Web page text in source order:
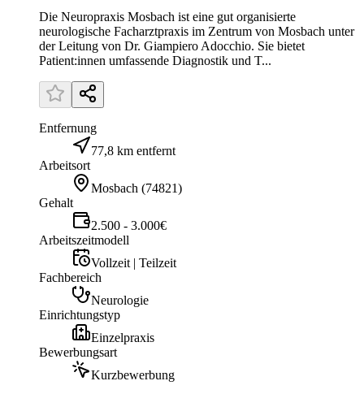
Die Neuropraxis Mosbach ist eine gut organisierte
neurologische Facharztpraxis im Zentrum von Mosbach unter
der Leitung von Dr. Giampiero Adocchio. Sie bietet
Patient:innen umfassende Diagnostik und T...
Entfernung
77,8 km entfernt
Arbeitsort
Mosbach (74821)
Gehalt
2.500 - 3.000€
Arbeitszeitmodell
Vollzeit | Teilzeit
Fachbereich
Neurologie
Einrichtungstyp
Einzelpraxis
Bewerbungsart
Kurzbewerbung